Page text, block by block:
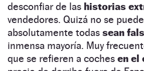
desconfiar de las historias
vendedores. Quizá no se
absolutamente todas sean
inmensa mayoría. Muy
que se refieren a coches en el